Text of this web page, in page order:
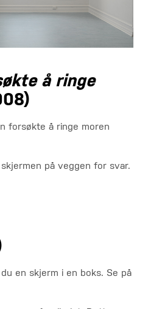
å ringe
forsøkte å ringe moren
på veggen for svar.
en skjerm i en boks. Se på